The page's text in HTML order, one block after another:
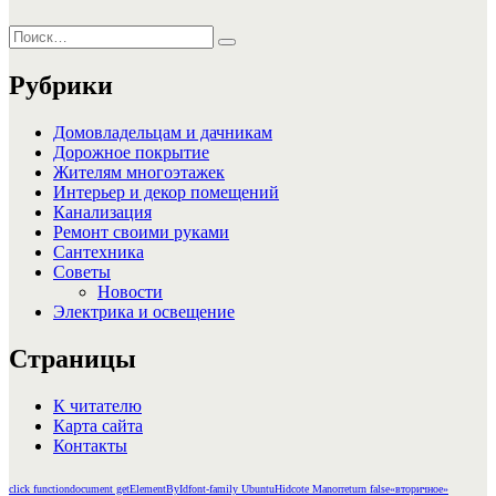
Искать:
Поиск
Рубрики
Домовладельцам и дачникам
Дорожное покрытие
Жителям многоэтажек
Интерьер и декор помещений
Канализация
Ремонт своими руками
Сантехника
Советы
Новости
Электрика и освещение
Страницы
К читателю
Карта сайта
Контакты
click functiondocument getElementByIdfont-family UbuntuHidcote Manorreturn false«вторичное»